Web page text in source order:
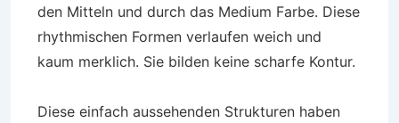
den Mitteln und durch das Medium Farbe. Diese
rhythmischen Formen verlaufen weich und
kaum merklich. Sie bilden keine scharfe Kontur.
Diese einfach aussehenden Strukturen haben